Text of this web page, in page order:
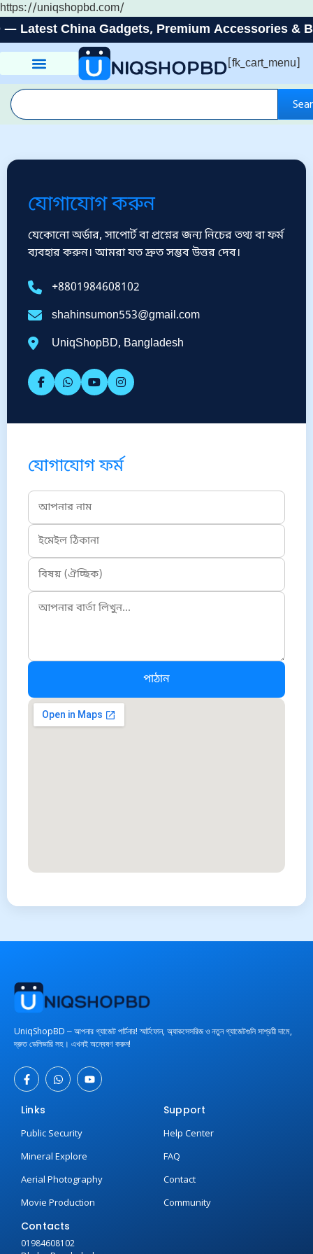
https://uniqshopbd.com/
China Gadgets, Premium Accessories &
[fk_cart_menu]
যোগাযোগ করুন
যেকোনো অর্ডার, সাপোর্ট বা প্রশ্নের জন্য নিচের তথ্য বা ফর্ম
ব্যবহার করুন। আমরা যত দ্রুত সম্ভব উত্তর দেব।
+8801984608102
shahinsumon553@gmail.com
UniqShopBD, Bangladesh
যোগাযোগ ফর্ম
পাঠান
UniqShopBD ‒ আপনার গ্যাজেট পার্টনার! স্মার্টফোন, অ্যাকসেসরিজ ও নতুন গ্যাজেটগুলি সাশ্রয়ী দামে,
দ্রুত ডেলিভারি সহ। এখনই অন্বেষণ করুন!
Links
Public Security
Mineral Explore
Aerial Photography
Movie Production
Support
Help Center
FAQ
Contact
Community
Contacts
01984608102